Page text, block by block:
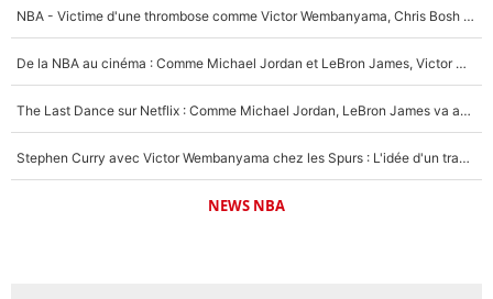
NBA - Victime d'une thrombose comme Victor Wembanyama, Chris Bosh prévient le Français des risques sur sa santé : «J’ai failli mourir sur le coup et j’ai été ramené à la vie»
De la NBA au cinéma : Comme Michael Jordan et LeBron James, Victor Wembanyama rêve d'une carrière d'acteur !
The Last Dance sur Netflix : Comme Michael Jordan, LeBron James va avoir le droit à sa série !
Stephen Curry avec Victor Wembanyama chez les Spurs : L'idée d'un trade historique est lancée en NBA !
NEWS NBA